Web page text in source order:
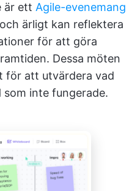
är ett Agile-evenemang
ärligt kan reflektera
för att göra
Dessa möten
för att utvärdera vad
inte fungerade.